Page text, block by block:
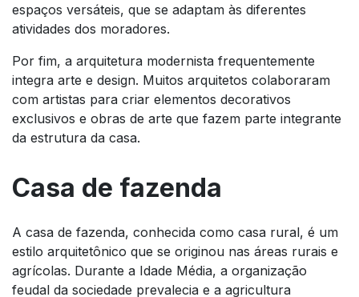
espaços versáteis, que se adaptam às diferentes
atividades dos moradores.
Por fim, a arquitetura modernista frequentemente
integra arte e design. Muitos arquitetos colaboraram
com artistas para criar elementos decorativos
exclusivos e obras de arte que fazem parte integrante
da estrutura da casa.
Casa de fazenda
A casa de fazenda, conhecida como casa rural, é um
estilo arquitetônico que se originou nas áreas rurais e
agrícolas. Durante a Idade Média, a organização
feudal da sociedade prevalecia e a agricultura